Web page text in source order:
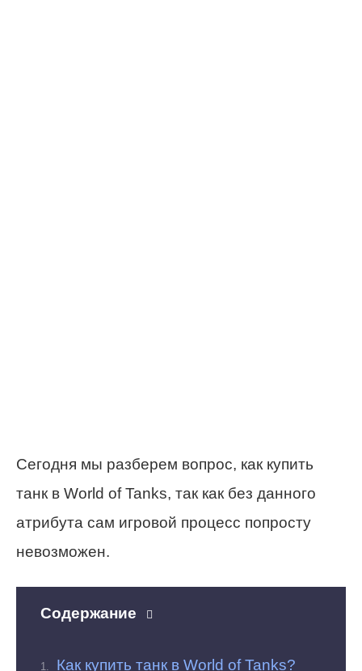
Сегодня мы разберем вопрос, как купить
танк в World of Tanks, так как без данного
атрибута сам игровой процесс попросту
невозможен.
Содержание
Как купить танк в World of Tanks?